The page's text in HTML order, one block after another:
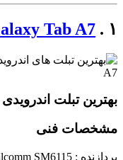
۱ . Tab A7
بهترین تبلت
مشخصات فنی